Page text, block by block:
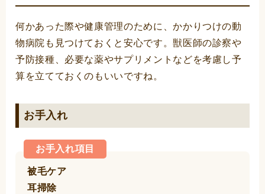
何かあった際や健康管理のために、かかりつけの動
物病院も見つけておくと安心です。獣医師の診察や
予防接種、必要な薬やサプリメントなどを考慮し予
算を立てておくのもいいですね。
お手入れ
お手入れ項目
被毛ケア
耳掃除